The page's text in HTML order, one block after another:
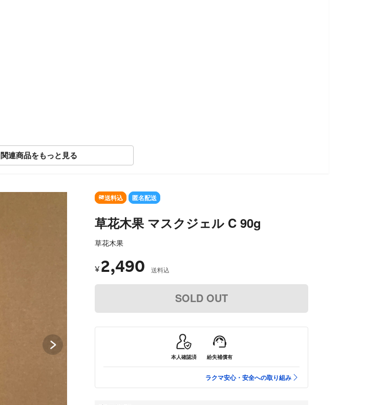
関連商品をもっと見る
SOLD OUT
送料込 匿名配送
草花木果 マスクジェル C 90g
草花木果
¥ 2,490 送料込
SOLD OUT
本人確認済 紛失補償有
ラクマ安心・安全への取り組み